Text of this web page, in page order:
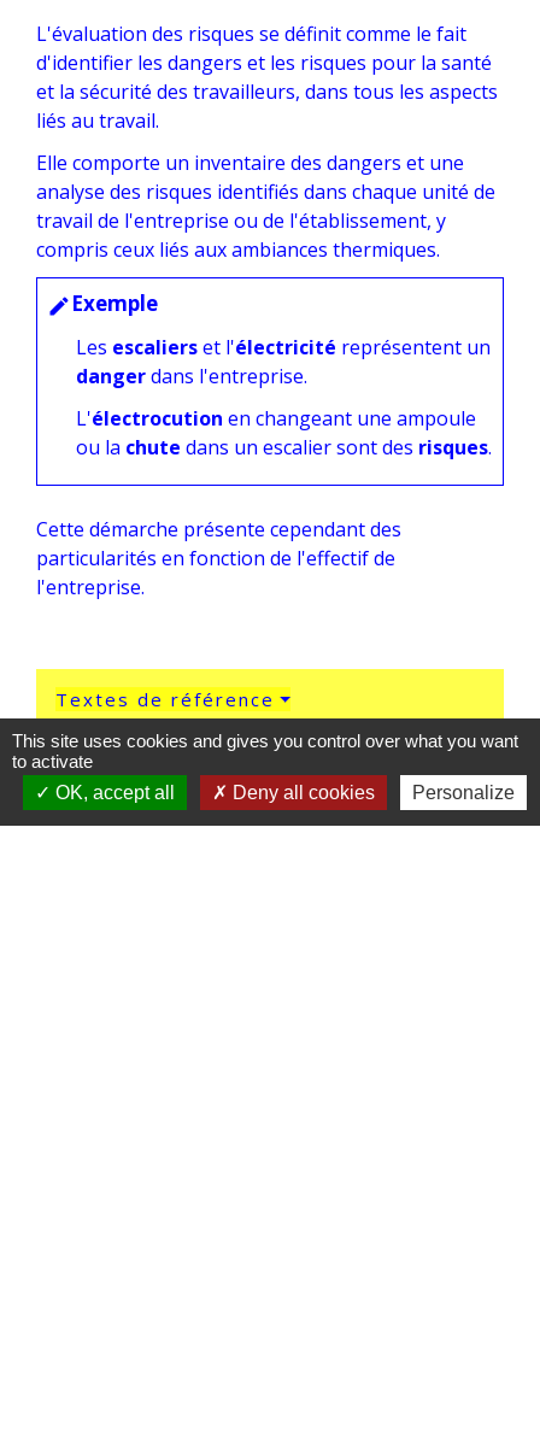
L'évaluation des risques se définit comme le fait
d'identifier les dangers et les risques pour la santé
et la sécurité des travailleurs, dans tous les aspects
liés au travail.
Elle comporte un inventaire des dangers et une
analyse des risques identifiés dans chaque unité de
travail de l'entreprise ou de l'établissement, y
compris ceux liés aux ambiances thermiques.
edit Exemple
Les escalierset l'électricité représentent un
dangerdans l'entreprise.
L'électrocution en changeant une ampoule
ou la chute dans un escalier sont des risques.
Cette démarche présente cependant des
particularités en fonction de l'effectif de
l'entreprise.
Textes de référence
Et aussi
This site uses cookies and gives you control over what you want
to activate
OK, accept all
Deny all cookies Personalize